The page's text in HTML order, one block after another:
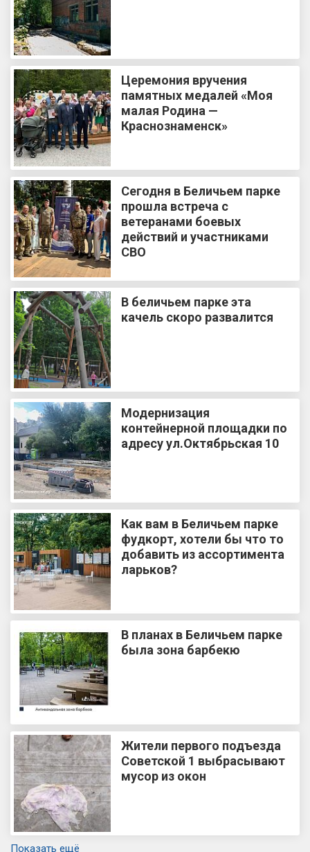
Церемония вручения
памятных медалей «Моя
малая Родина —
Краснознаменск»
Сегодня в Беличьем парке
прошла встреча с
ветеранами боевых
действий и участниками
СВО
В беличьем парке эта
качель скоро развалится
Модернизация
контейнерной площадки по
адресу ул.Октябрьская 10
Как вам в Беличьем парке
фудкорт, хотели бы что то
добавить из ассортимента
ларьков?
В планах в Беличьем парке
была зона барбекю
Жители первого подъезда
Советской 1 выбрасывают
мусор из окон
Показать ещё